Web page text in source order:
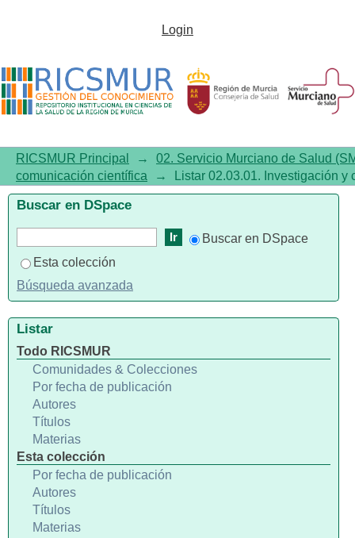
Listar 02.03.01. Investigación y
título
Login
RICSMUR Principal →
02. Servicio Murciano de Salud
comunicación científica
→ Listar 02.03.01. Investigación
Buscar en DSpace
Buscar en DSpace
Esta colección
Búsqueda avanzada
Listar
Todo RICSMUR
Comunidades & Colecciones
Por fecha de publicación
Autores
Títulos
Materias
Esta colección
Por fecha de publicación
Autores
Títulos
Materias